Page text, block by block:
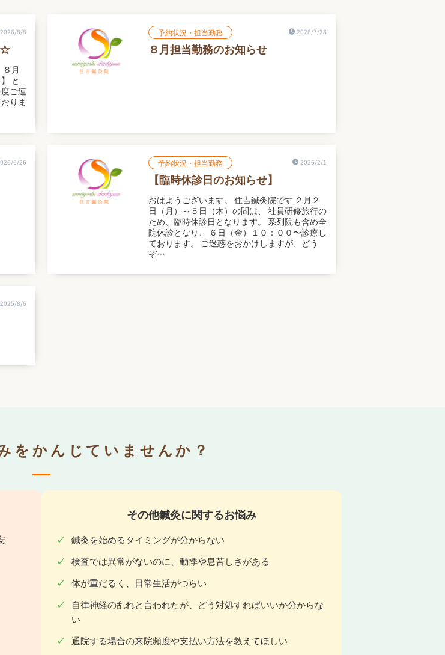
2026/8/8
☆
月
と
ご連
りま
予約状況・担当勤務 2026/7/28
８月担当勤務のお知らせ
6/26 予約状況・担当勤務 2026/2/1
【臨時休診日のお知らせ】
おはようございます。 住吉鍼灸院です ２月２
日（月）～５日（木）の間は、 社員研修旅行の
ため、臨時休診日となります。 系列院も含め全
院休診となり、 ６日（金）１０：００〜診療し
ております。 ご迷惑をおかけしますが、どう
ぞ…
2025/8/6
をかんじていませんか？
その他鍼灸に関するお悩み
鍼灸を始めるタイミングが分からない
検査では異常がないのに、動悸や息苦しさがある
体が重だるく、日常生活がつらい
自律神経の乱れと言われたが、どう対処すればいいか分からな
い
通院する場合の来院頻度や支払い方法を教えてほしい